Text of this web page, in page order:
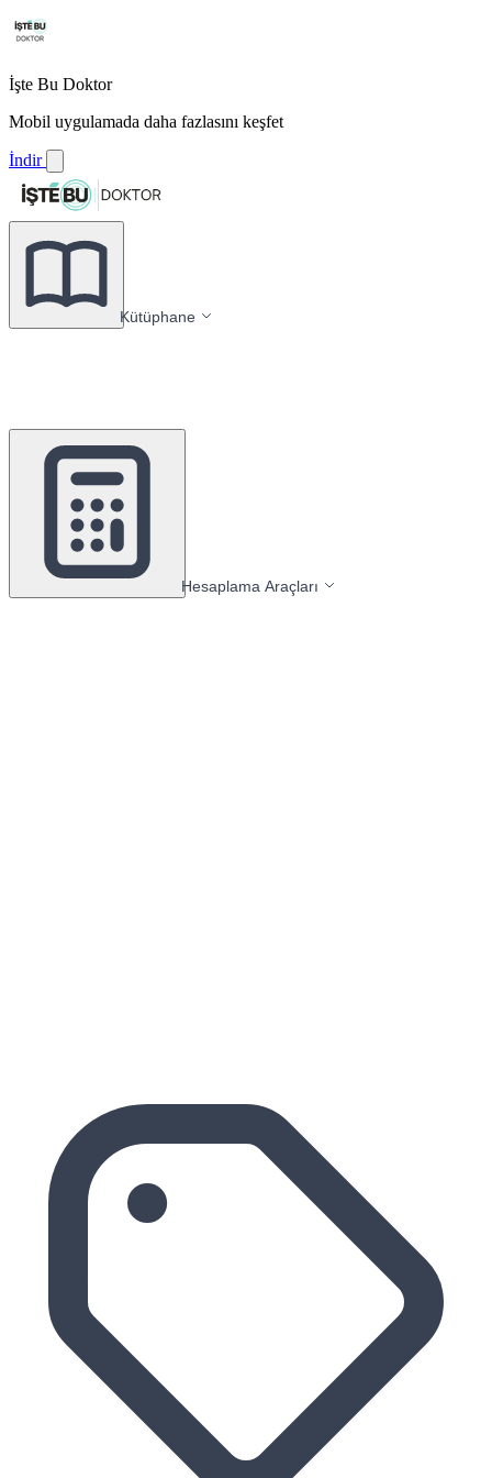
İşte Bu Doktor
Mobil uygulamada daha fazlasını keşfet
İndir
Kütüphane
Hesaplama Araçları